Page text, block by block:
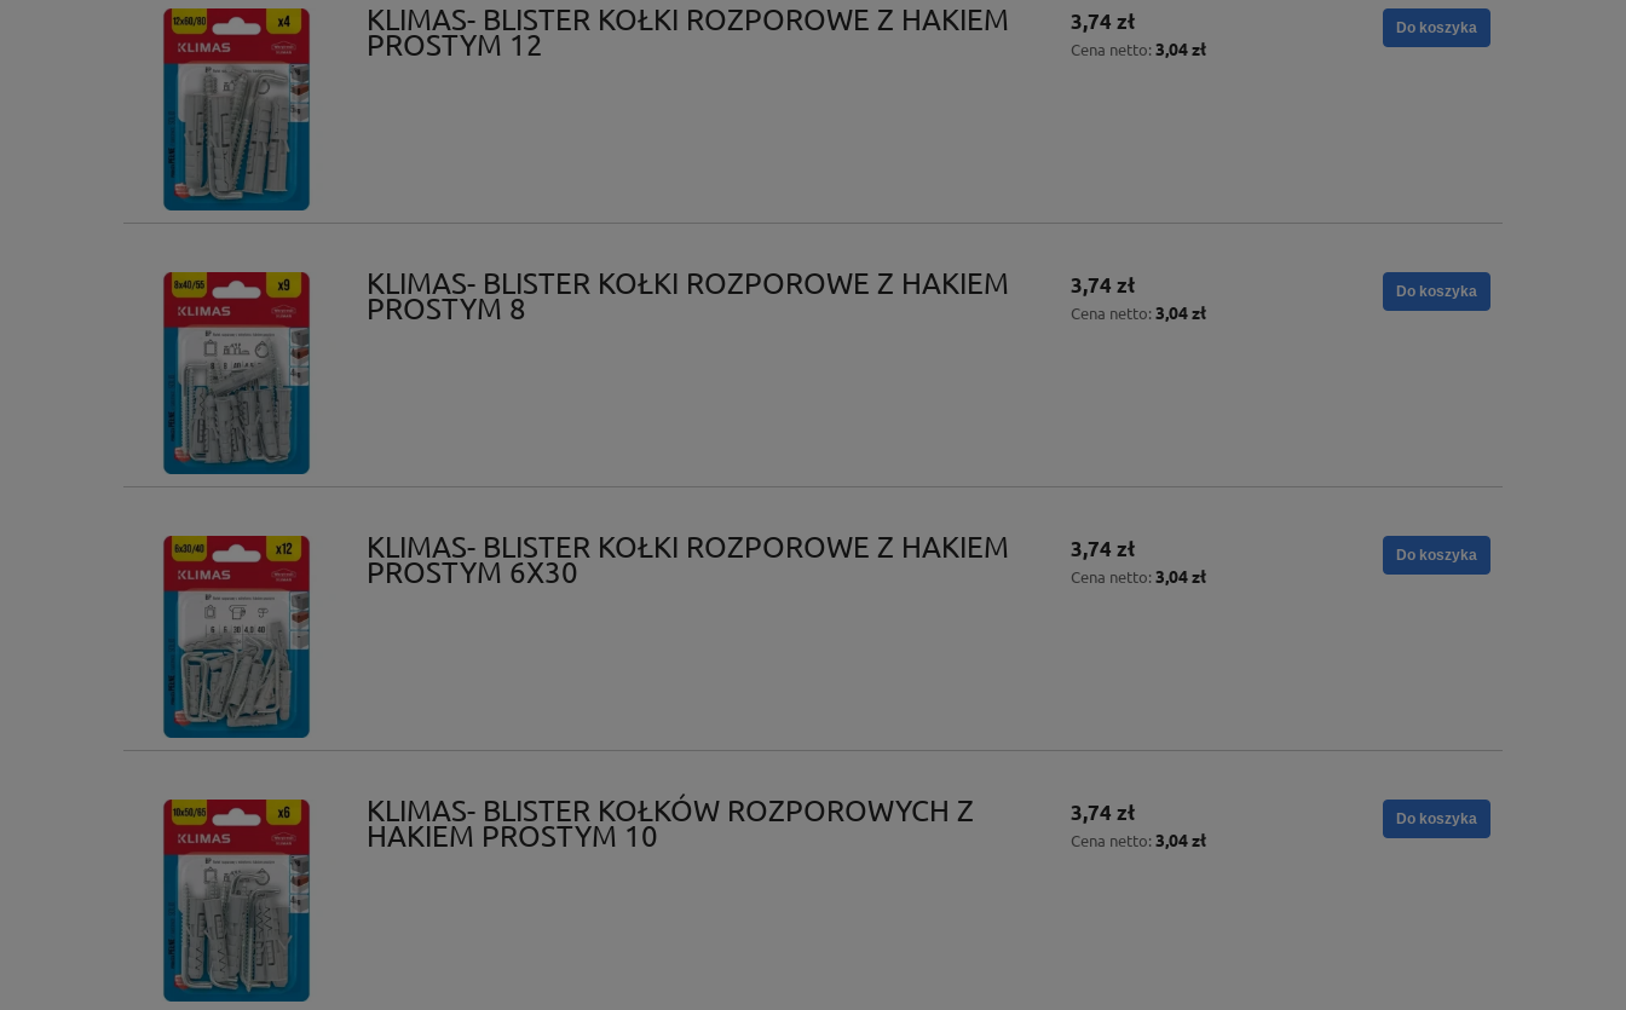
KLIMAS- BLISTER KOŁKI ROZPOROWE Z HAKIEM
PROSTYM 12
3,74 zł
Cena netto: 3,04 zł
Do koszyka
KLIMAS- BLISTER KOŁKI ROZPOROWE Z HAKIEM
PROSTYM 8
3,74 zł
Cena netto: 3,04 zł
Do koszyka
KLIMAS- BLISTER KOŁKI ROZPOROWE Z HAKIEM
PROSTYM 6X30
3,74 zł
Cena netto: 3,04 zł
Do koszyka
KLIMAS- BLISTER KOŁKÓW ROZPOROWYCH Z
HAKIEM PROSTYM 10
3,74 zł
Cena netto: 3,04 zł
Do koszyka